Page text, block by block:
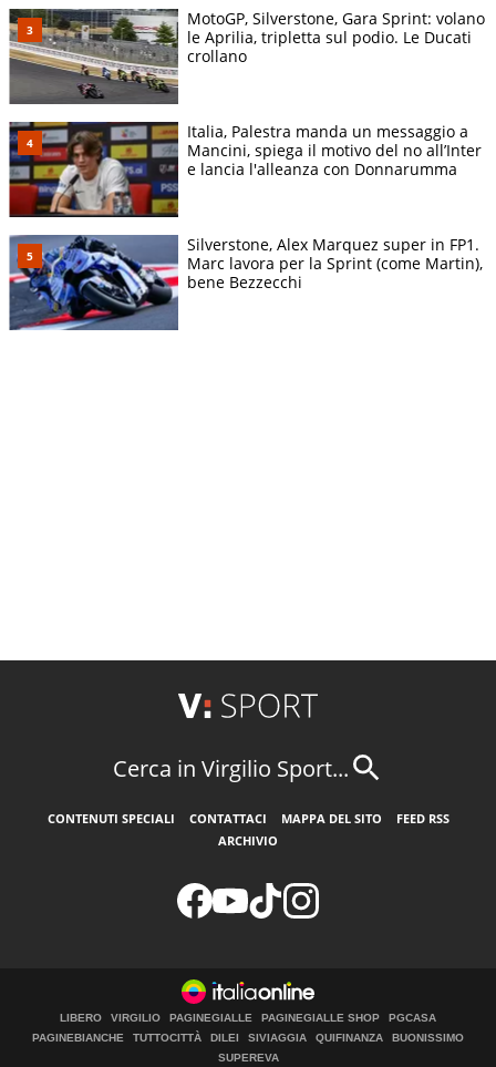
MotoGP, Silverstone, Gara Sprint: volano
le Aprilia, tripletta sul podio. Le Ducati
crollano
Italia, Palestra manda un messaggio a
Mancini, spiega il motivo del no all’Inter
e lancia l'alleanza con Donnarumma
Silverstone, Alex Marquez super in FP1.
Marc lavora per la Sprint (come Martin),
bene Bezzecchi
Cerca in Virgilio Sport...
CONTENUTI SPECIALI CONTATTACI MAPPA DEL SITO
FEED RSS
ARCHIVIO
LIBERO VIRGILIO PAGINEGIALLE PAGINEGIALLE SHOP
PGCASA
PAGINEBIANCHE
TUTTOCITTÀ DILEI SIVIAGGIA QUIFINANZA
BUONISSIMO
SUPEREVA